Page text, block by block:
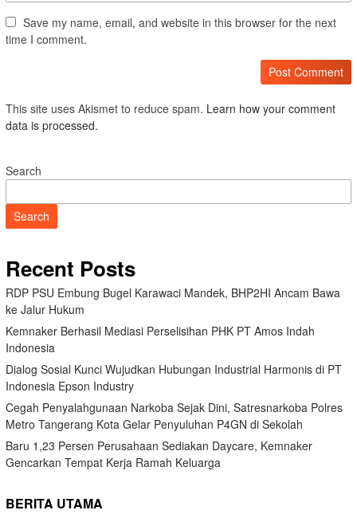
Save my name, email, and website in this browser for the next
time I comment.
This site uses Akismet to reduce spam. Learn how your comment
data is processed.
Search
Search
Recent Posts
RDP PSU Embung Bugel Karawaci Mandek, BHP2HI Ancam Bawa
ke Jalur Hukum
Kemnaker Berhasil Mediasi Perselisihan PHK PT Amos Indah
Indonesia
Dialog Sosial Kunci Wujudkan Hubungan Industrial Harmonis di PT
Indonesia Epson Industry
Cegah Penyalahgunaan Narkoba Sejak Dini, Satresnarkoba Polres
Metro Tangerang Kota Gelar Penyuluhan P4GN di Sekolah
Baru 1,23 Persen Perusahaan Sediakan Daycare, Kemnaker
Gencarkan Tempat Kerja Ramah Keluarga
BERITA UTAMA